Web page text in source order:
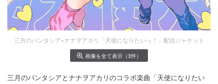
三月のパンタシア×ナナヲアカリ「天使になりたいっ！」配信ジャケット
画像を全て表示（3件）
三月のパンタシアとナナヲアカリのコラボ楽曲「天使になりたい